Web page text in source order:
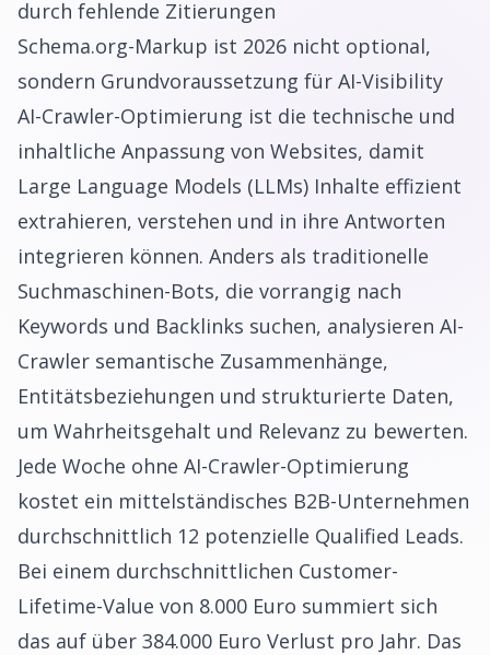
durch fehlende Zitierungen
Schema.org-Markup ist 2026 nicht optional,
sondern Grundvoraussetzung für AI-Visibility
AI-Crawler-Optimierung ist die technische und
inhaltliche Anpassung von Websites, damit
Large Language Models (LLMs) Inhalte effizient
extrahieren, verstehen und in ihre Antworten
integrieren können. Anders als traditionelle
Suchmaschinen-Bots, die vorrangig nach
Keywords und Backlinks suchen, analysieren AI-
Crawler semantische Zusammenhänge,
Entitätsbeziehungen und strukturierte Daten,
um Wahrheitsgehalt und Relevanz zu bewerten.
Jede Woche ohne AI-Crawler-Optimierung
kostet ein mittelständisches B2B-Unternehmen
durchschnittlich 12 potenzielle Qualified Leads.
Bei einem durchschnittlichen Customer-
Lifetime-Value von 8.000 Euro summiert sich
das auf über 384.000 Euro Verlust pro Jahr. Das